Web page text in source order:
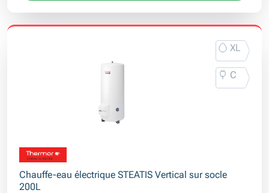
XL
C
Chauffe-eau électrique STEATIS Vertical sur socle
200L